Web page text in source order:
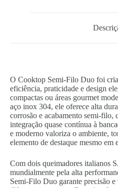
O Cooktop Semi-Filo Duo foi
eficiência, praticidade e design
compactas ou áreas gourmet
aço inox 304, ele oferece alta
corrosão e acabamento semi-filo,
integração quase contínua à
e moderno valoriza o ambiente,
elemento de destaque mesmo em
Com dois queimadores italianos
mundialmente pela alta
Semi-Filo Duo garante precisão e